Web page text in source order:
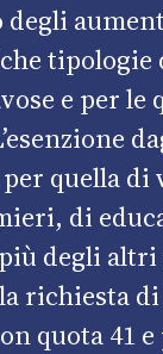
e per le
quella di
di
degli
richiesta
quota 41 e